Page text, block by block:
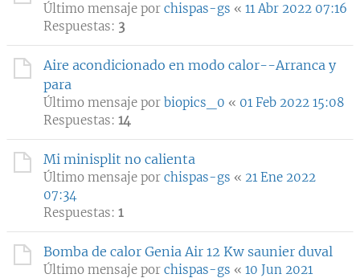
Último mensaje por chispas-gs « 11 Abr 2022 07:16
Respuestas: 3
Aire acondicionado en modo calor--Arranca y
para
Último mensaje por biopics_0 « 01 Feb 2022 15:08
Respuestas: 14
Mi minisplit no calienta
Último mensaje por chispas-gs « 21 Ene 2022
07:34
Respuestas: 1
Bomba de calor Genia Air 12 Kw saunier duval
Último mensaje por chispas-gs « 10 Jun 2021